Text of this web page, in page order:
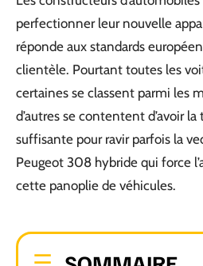
perfectionner leur nouvelle
réponde aux standards
clientèle. Pourtant toutes les
certaines se classent parmi les
d’autres se contentent d’avoir
suffisante pour ravir parfois la
Peugeot 308 hybride qui force
cette panoplie de véhicules.